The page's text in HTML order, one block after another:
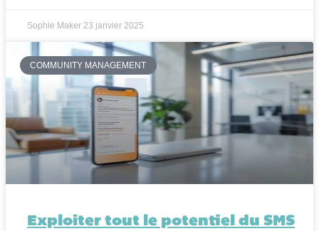
Sophie Maker 23 janvier 2025
COMMUNITY MANAGEMENT
Exploiter tout le potentiel du SMS